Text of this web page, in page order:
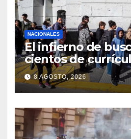
NACIONALES
El infierno de
cientos de
espera y menos
registrados
8 AGOSTO, 2026